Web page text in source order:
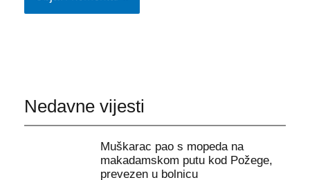
Nedavne vijesti
Muškarac pao s mopeda na
makadamskom putu kod Požege,
prevezen u bolnicu